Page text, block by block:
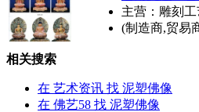
主营：雕刻
(制造商,贸易
相关搜索
在 艺术资讯 找 泥塑佛像
在 佛艺58 找 泥塑佛像